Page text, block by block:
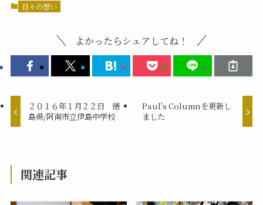
日々の想い
よかったらシェアしてね！
２０１６年１月２２日 徳
島県/阿南市立伊島中学校
Paul's Columnを更新し
ました
関連記事